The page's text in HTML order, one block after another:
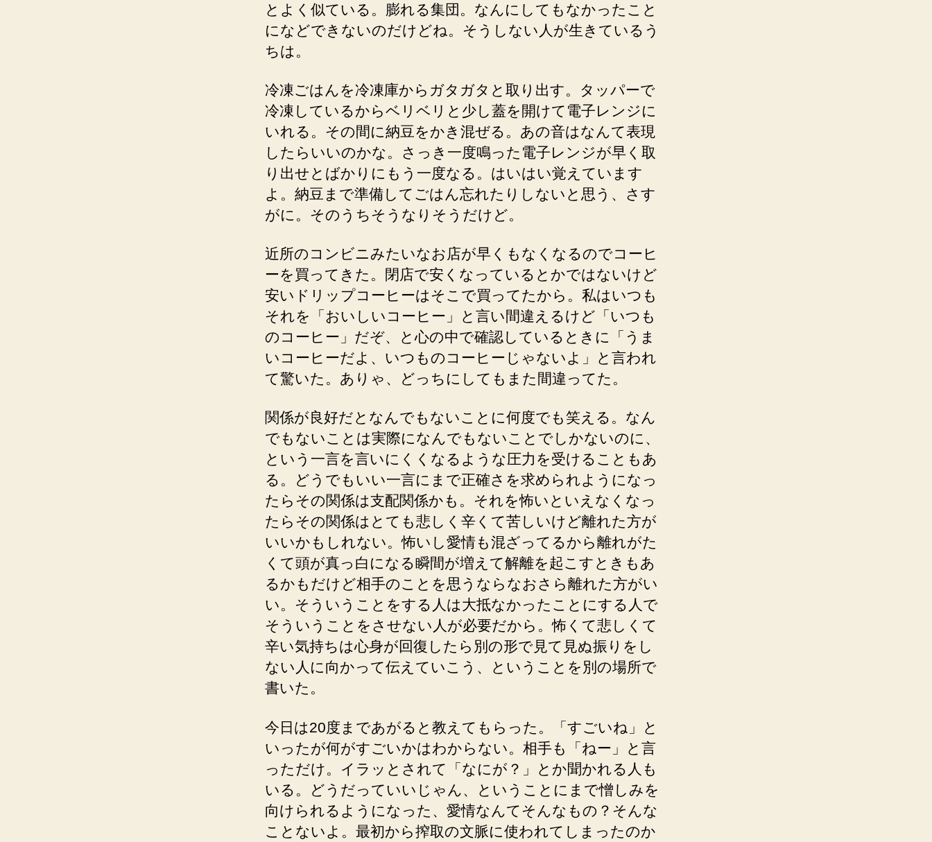
とよく似ている。膨れる集団。なんにしてもなかったこと
になどできないのだけどね。そうしない人が生きているう
ちは。
冷凍ごはんを冷凍庫からガタガタと取り出す。タッパーで
冷凍しているからベリベリと少し蓋を開けて電子レンジに
いれる。その間に納豆をかき混ぜる。あの音はなんて表現
したらいいのかな。さっき一度鳴った電子レンジが早く取
り出せとばかりにもう一度なる。はいはい覚えています
よ。納豆まで準備してごはん忘れたりしないと思う、さす
がに。そのうちそうなりそうだけど。
近所のコンビニみたいなお店が早くもなくなるのでコーヒ
ーを買ってきた。閉店で安くなっているとかではないけど
安いドリップコーヒーはそこで買ってたから。私はいつも
それを「おいしいコーヒー」と言い間違えるけど「いつも
のコーヒー」だぞ、と心の中で確認しているときに「うま
いコーヒーだよ、いつものコーヒーじゃないよ」と言われ
て驚いた。ありゃ、どっちにしてもまた間違ってた。
関係が良好だとなんでもないことに何度でも笑える。なん
でもないことは実際になんでもないことでしかないのに、
という一言を言いにくくなるような圧力を受けることもあ
る。どうでもいい一言にまで正確さを求められようになっ
たらその関係は支配関係かも。それを怖いといえなくなっ
たらその関係はとても悲しく辛くて苦しいけど離れた方が
いいかもしれない。怖いし愛情も混ざってるから離れがた
くて頭が真っ白になる瞬間が増えて解離を起こすときもあ
るかもだけど相手のことを思うならなおさら離れた方がい
い。そういうことをする人は大抵なかったことにする人で
そういうことをさせない人が必要だから。怖くて悲しくて
辛い気持ちは心身が回復したら別の形で見て見ぬ振りをし
ない人に向かって伝えていこう、ということを別の場所で
書いた。
今日は20度まであがると教えてもらった。「すごいね」と
いったが何がすごいかはわからない。相手も「ねー」と言
っただけ。イラッとされて「なにが？」とか聞かれる人も
いる。どうだっていいじゃん、ということにまで憎しみを
向けられるようになった、愛情なんてそんなもの？そんな
ことないよ。最初から搾取の文脈に使われてしまったのか